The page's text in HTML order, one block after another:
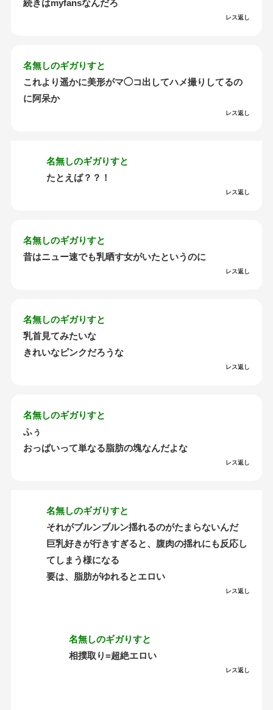
続きはmyfansなんだろ
レス返し
名無しのギガりすと
これより遥かに美形がマ◯コ出してハメ撮りしてるの
に阿呆か
レス返し
名無しのギガりすと
たとえば？？！
レス返し
名無しのギガりすと
昔はニュー速でも乳晒す女がいたというのに
レス返し
名無しのギガりすと
乳首見てみたいな
きれいなピンクだろうな
レス返し
名無しのギガりすと
ふぅ
おっぱいって単なる脂肪の塊なんだよな
レス返し
名無しのギガりすと
それがブルンブルン揺れるのがたまらないんだ
巨乳好きが行きすぎると、腹肉の揺れにも反応し
てしまう様になる
要は、脂肪がゆれるとエロい
レス返し
名無しのギガりすと
相撲取り=超絶エロい
レス返し